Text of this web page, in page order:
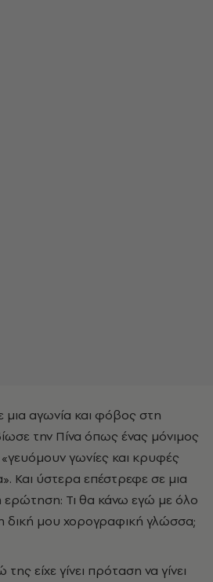
αγωνία και φόβος στη
την Πίνα όπως ένας μόνιμος
γωνίες και κρυφές
Και ύστερα επέστρεφε σε μια
Τι θα κάνω εγώ με όλο
μου χορογραφική γλώσσα;
είχε γίνει πρόταση να γίνει